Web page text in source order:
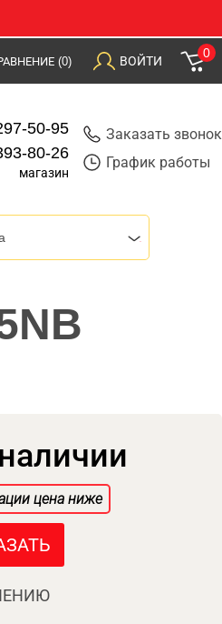
(0) ВОЙТИ
0
50-95
80-26
магазин
Заказать звонок
График работы
цена ниже